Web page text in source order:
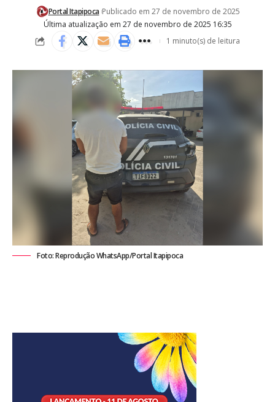
Última atualização em 27 de novembro de 2025 16:35
Portal Itapipoca Publicado em 27 de novembro de 2025
1 minuto(s) de leitura
Foto: Reprodução WhatsApp/Portal Itapipoca